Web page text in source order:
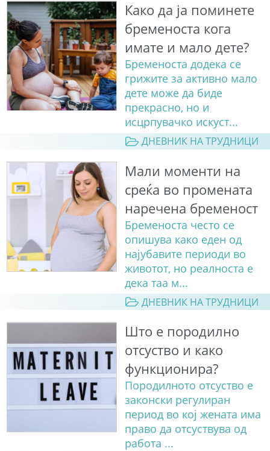
Како да ја поминете
бременоста кога
имате и мало дете?
Бременоста додека се
грижите за активно мало
дете може да биде
прекрасно, но и
исцрпувачко искуст...
ДНЕВНИК НА ТРУДНИЦИ
Мали моменти на
среќа во промената
наречена бременост
Бременоста често се
опишува како еден од
најубавите периоди во
животот, но реалноста е
дека таа м...
ДНЕВНИК НА ТРУДНИЦИ
Што е породилно
отсуство и како
функционира?
Породилното отсуство е
законски регулиран
период во кој жената има
право да отсуствува од
работа ...